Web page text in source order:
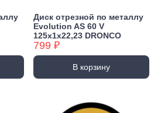
Диск отрезной по металлу
Evolution AS 60 V
125х1х22,23 DRONCO
799 ₽
В корзину